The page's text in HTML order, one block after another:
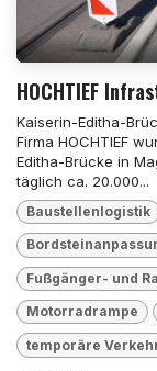
HOCHTIEF
Kaiserin-Editha-
Firma HOCHTIEF
Editha-Brücke in
täglich ca. 20.000...
Baustellenlogistik
Fußgänger- und
Motorradrampe
temporäre